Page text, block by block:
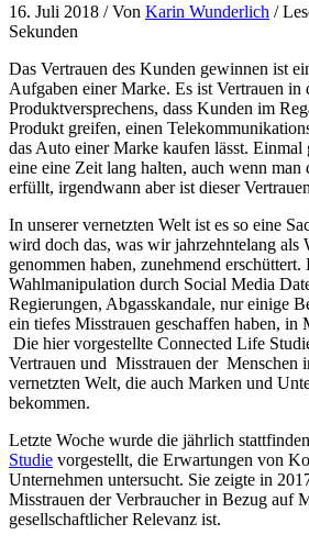
16. Juli 2018 / Von Karin Wunderlich /
Sekunden
Das Vertrauen des Kunden gewinnen ist
Aufgaben einer Marke. Es ist Vertrauen in
Produktversprechens, dass Kunden im
Produkt greifen, einen
das Auto einer Marke kaufen lässt. Einmal
eine eine Zeit lang halten, auch wenn man
erfüllt, irgendwann aber ist dieser
In unserer vernetzten Welt ist es so eine
wird doch das, was wir jahrzehntelang als
genommen haben, zunehmend erschüttert.
Wahlmanipulation durch Social Media
Regierungen, Abgasskandale, nur einige
ein tiefes Misstrauen geschaffen haben, in
Die hier vorgestellte Connected Life
Vertrauen und Misstrauen der Menschen
vernetzten Welt, die auch Marken und
bekommen.
Letzte Woche wurde die jährlich
Studie vorgestellt, die Erwartungen von
Unternehmen untersucht. Sie zeigte in
Misstrauen der Verbraucher in Bezug auf
gesellschaftlicher Relevanz ist.